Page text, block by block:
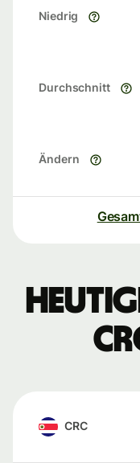
Niedrig
Durchschnitt
Ändern
CRC